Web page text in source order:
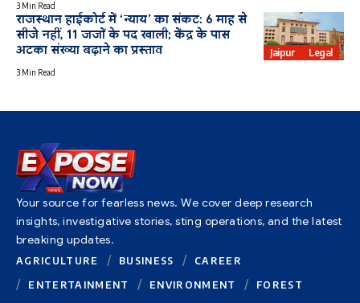
3 Min Read
Jaipur Legal
राजस्थान हाईकोर्ट में ‘न्याय’ का संकट: 6 माह से
सीजे नहीं, 11 जजों के पद खाली; केंद्र के पास
अटका संख्या बढ़ाने का प्रस्ताव
3 Min Read
Your source for fearless news. We cover deep research
insights, investigative stories, sting operations, and the latest
breaking updates.
AGRICULTURE BUSINESS
CAREER
ENTERTAINMENT
ENVIRONMENT
FOREST